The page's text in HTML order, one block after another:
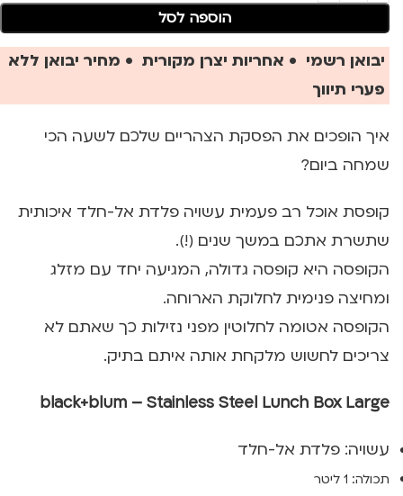
הוספה לסל
יבואן רשמי • אחריות יצרן מקורית • מחיר יבואן ללא
פערי תיווך
איך הופכים את הפסקת הצהריים שלכם לשעה הכי
שמחה ביום?
קופסת אוכל רב פעמית עשויה פלדת אל-חלד איכותית
שתשרת אתכם במשך שנים (!).
הקופסה היא קופסה גדולה, המגיעה יחד עם מזלג
ומחיצה פנימית לחלוקת הארוחה.
הקופסה אטומה לחלוטין מפני נזילות כך שאתם לא
צריכים לחשוש מלקחת אותה איתם בתיק.
black+blum – Stainless Steel Lunch Box Large
עשויה: פלדת אל-חלד
תכולה: 1 ליטר